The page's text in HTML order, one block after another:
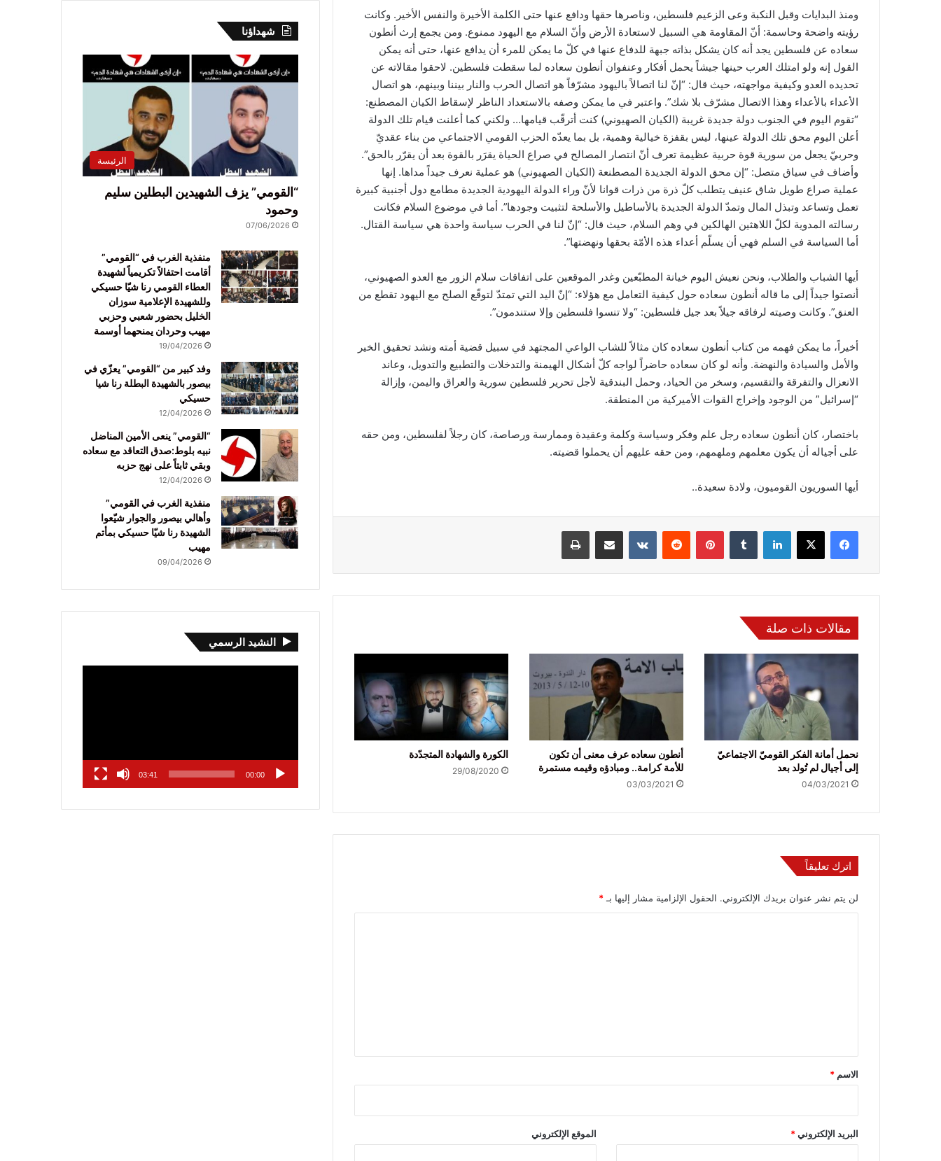
ومنذ البدايات وقبل النكبة وعى الزعيم فلسطين، وناصرها حقها ودافع عنها حتى الكلمة الأخيرة والنفس الأخير. وكانت
رؤيته واضحة وحاسمة: أنّ المقاومة هي السبيل لاستعادة الأرض وأنّ السلام مع اليهود ممنوع. ومن يجمع إرث أنطون
سعاده عن فلسطين يجد أنه كان يشكل بذاته جبهة للدفاع عنها في كلّ ما يمكن للمرء أن يدافع عنها، حتى أنه يمكن
القول إنه ولو امتلك العرب حينها جيشاً يحمل أفكار وعنفوان أنطون سعاده لما سقطت فلسطين. لاحقوا مقالاته عن
تحديده العدو وكيفية مواجهته، حيث قال: “إنّ لنا اتصالاً باليهود مشرّفاً هو اتصال الحرب والنار بيننا وبينهم، هو اتصال
الأعداء بالأعداء وهذا الاتصال مشرّف بلا شك”. واعتبر في ما يمكن وصفه بالاستعداد الناظر لإسقاط الكيان المصطنع:
“تقوم اليوم في الجنوب دولة جديدة غريبة (الكيان الصهيوني) كنت أترقّب قيامها… ولكني كما أعلنت قيام تلك الدولة
أعلن اليوم محق تلك الدولة عينها، ليس بقفزة خيالية وهمية، بل بما يعدّه الحزب القومي الاجتماعي من بناء عقديّ
وحربيّ يجعل من سورية قوة حربية عظيمة تعرف أنّ انتصار المصالح في صراع الحياة يقرَر بالقوة بعد أن يقرّر بالحق”.
وأضاف في سياق متصل: “إن محق الدولة الجديدة المصطنعة (الكيان الصهيوني) هو عملية نعرف جيداً مداها. إنها
عملية صراع طويل شاق عنيف يتطلب كلّ ذرة من ذرات قوانا لأنّ وراء الدولة اليهودية الجديدة مطامع دول أجنبية كبيرة
تعمل وتساعد وتبذل المال وتمدّ الدولة الجديدة بالأساطيل والأسلحة لتثبيت وجودها”. أما في موضوع السلام فكانت
رسالته المدوية لكلّ اللاهثين الهالكين في وهم السلام، حيث قال: “إنّ لنا في الحرب سياسة واحدة هي سياسة القتال.
أما السياسة في السلم فهي أن يسلّم أعداء هذه الأمّة بحقها ونهضتها”.
أيها الشباب والطلاب، ونحن نعيش اليوم خيانة المطبّعين وغدر الموقعين على اتفاقات سلام الزور مع العدو الصهيوني،
أنصتوا جيداً إلى ما قاله أنطون سعاده حول كيفية التعامل مع هؤلاء: “إنّ اليد التي تمتدّ لتوقّع الصلح مع اليهود تقطع من
العنق”. وكانت وصيته لرفاقه جيلاً بعد جيل فلسطين: “ولا تنسوا فلسطين وإلا ستندمون”.
أخيراً، ما يمكن فهمه من كتاب أنطون سعاده كان مثالاً للشاب الواعي المجتهد في سبيل قضية أمته ونشد تحقيق الخير
والأمل والسيادة والنهضة. وأنه لو كان سعاده حاضراً لواجه كلّ أشكال الهيمنة والتدخلات والتطبيع والتدويل، وعاند
الانعزال والتفرقة والتقسيم، وسخر من الحياد، وحمل البندقية لأجل تحرير فلسطين سورية والعراق واليمن، وإزالة
“إسرائيل” من الوجود وإخراج القوات الأميركية من المنطقة.
باختصار، كان أنطون سعاده رجل علم وفكر وسياسة وكلمة وعقيدة وممارسة ورصاصة، كان رجلاً لفلسطين، ومن حقه
على أجياله أن يكون معلمهم وملهمهم، ومن حقه عليهم أن يحملوا قضيته.
أيها السوريون القوميون، ولادة سعيدة..
فيسبوك لينكدإن بينتيريست
مقالات ذات صلة
نحمل أمانة الفكر القوميّ الاجتماعيّ
إلى أجيال لم تُولد بعد
04/03/2021
أنطون سعاده عرف معنى أن تكون
للأمة كرامة.. ومبادؤه وقيمه مستمرة
03/03/2021
الكورة والشهادة المتجدّدة
29/08/2020
اترك تعليقاً
لن يتم نشر عنوان بريدك الإلكتروني. الحقول الإلزامية مشار إليها بـ *
*
الاسم *
البريد الإلكتروني* الموقع الإلكتروني
شهداؤنا
الرئيسة
“القومي” يزف الشهيدين البطلين سليم
وحمود
07/06/2026
منفذية الغرب في “القومي”
أقامت احتفالاً تكريمياً لشهيدة
العطاء القومي رنا شيّا حسيكي
وللشهيدة الإعلامية سوزان
الخليل بحضور شعبي وحزبي
مهيب وحردان يمنحهما أوسمة
19/04/2026
وفد كبير من “القومي” يعزّي في
بيصور بالشهيدة البطلة رنا شيا
حسيكي
12/04/2026
“القومي” ينعى الأمين المناضل
نبيه بلوط:صدق التعاقد مع سعاده
وبقي ثابتاً على نهج حزبه
12/04/2026
منفذية الغرب في القومي”
وأهالي بيصور والجوار شيّعوا
الشهيدة رنا شيّا حسيكي بمأتم
مهيب
09/04/2026
النشيد الرسمي
00:00
03:41